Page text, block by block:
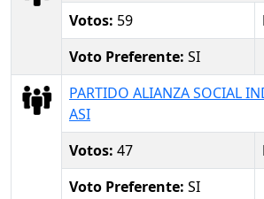
Votos: 59
Voto Preferente: SI
PARTIDO ALIANZA SOCIAL
ASI
Votos: 47
Voto Preferente: SI